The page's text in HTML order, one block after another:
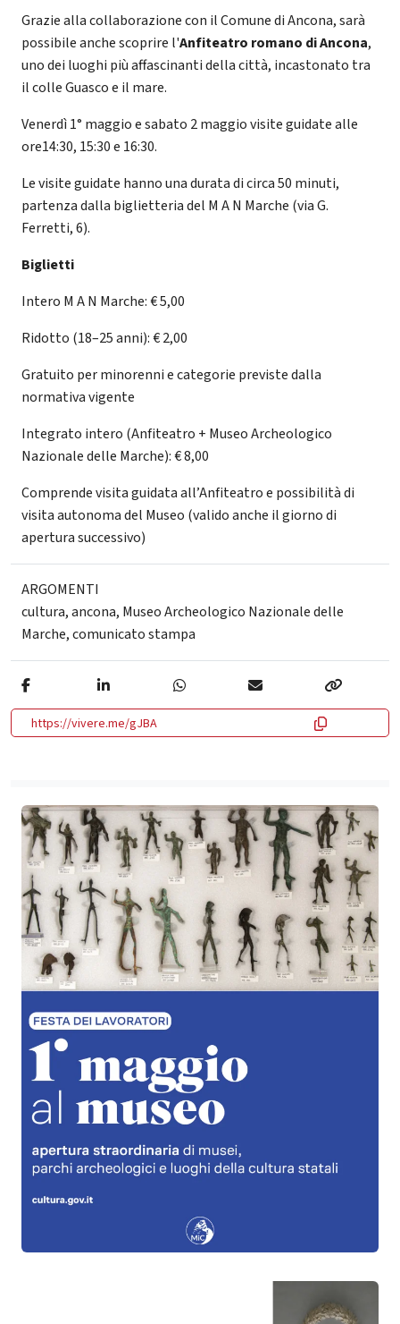
Grazie alla collaborazione con il Comune di Ancona, sarà
possibile anche scoprire l'Anfiteatro romano di Ancona,
uno dei luoghi più affascinanti della città, incastonato tra
il colle Guasco e il mare.
Venerdì 1° maggio e sabato 2 maggio visite guidate alle
ore14:30, 15:30 e 16:30.
Le visite guidate hanno una durata di circa 50 minuti,
partenza dalla biglietteria del M A N Marche (via G.
Ferretti, 6).
Biglietti
Intero M A N Marche:€ 5,00
Ridotto (18–25 anni): € 2,00
Gratuito per minorenni e categorie previste dalla
normativa vigente
Integrato intero (Anfiteatro + Museo Archeologico
Nazionale delle Marche): € 8,00
Comprende visita guidata all’Anfiteatro e possibilità di
visita autonoma del Museo (valido anche il giorno di
apertura successivo)
ARGOMENTI
cultura,ancona, Museo Archeologico Nazionale delle
Marche,comunicato stampa
https://vivere.me/gJBA